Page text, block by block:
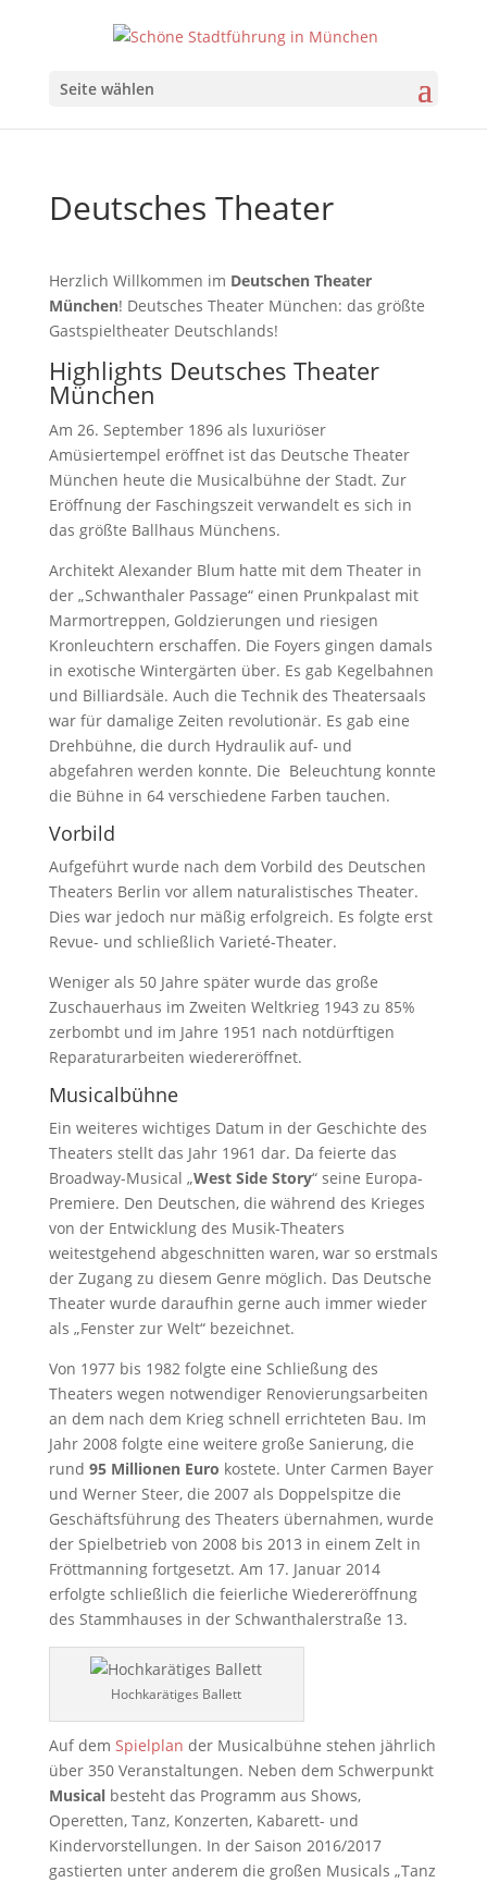
Seite wählen
Deutsches Theater
Herzlich Willkommen im Deutschen Theater
München! Deutsches Theater München: das größte
Gastspieltheater Deutschlands!
Highlights Deutsches Theater
München
Am 26. September 1896 als luxuriöser
Amüsiertempel eröffnet ist das Deutsche Theater
München heute die Musicalbühne der Stadt. Zur
Eröffnung der Faschingszeit verwandelt es sich in
das größte Ballhaus Münchens.
Architekt Alexander Blum hatte mit dem Theater in
der „Schwanthaler Passage“ einen Prunkpalast mit
Marmortreppen, Goldzierungen und riesigen
Kronleuchtern erschaffen. Die Foyers gingen damals
in exotische Wintergärten über. Es gab Kegelbahnen
und Billiardsäle. Auch die Technik des Theatersaals
war für damalige Zeiten revolutionär. Es gab eine
Drehbühne, die durch Hydraulik auf- und
abgefahren werden konnte. Die Beleuchtung konnte
die Bühne in 64 verschiedene Farben tauchen.
Vorbild
Aufgeführt wurde nach dem Vorbild des Deutschen
Theaters Berlin vor allem naturalistisches Theater.
Dies war jedoch nur mäßig erfolgreich. Es folgte erst
Revue- und schließlich Varieté-Theater.
Weniger als 50 Jahre später wurde das große
Zuschauerhaus im Zweiten Weltkrieg 1943 zu 85%
zerbombt und im Jahre 1951 nach notdürftigen
Reparaturarbeiten wiedereröffnet.
Musicalbühne
Ein weiteres wichtiges Datum in der Geschichte des
Theaters stellt das Jahr 1961 dar. Da feierte das
Broadway-Musical „West Side Story“ seine Europa-
Premiere. Den Deutschen, die während des Krieges
von der Entwicklung des Musik-Theaters
weitestgehend abgeschnitten waren, war so erstmals
der Zugang zu diesem Genre möglich. Das Deutsche
Theater wurde daraufhin gerne auch immer wieder
als „Fenster zur Welt“ bezeichnet.
Von 1977 bis 1982 folgte eine Schließung des
Theaters wegen notwendiger Renovierungsarbeiten
an dem nach dem Krieg schnell errichteten Bau. Im
Jahr 2008 folgte eine weitere große Sanierung, die
rund 95 Millionen Euro kostete. Unter Carmen Bayer
und Werner Steer, die 2007 als Doppelspitze die
Geschäftsführung des Theaters übernahmen, wurde
der Spielbetrieb von 2008 bis 2013 in einem Zelt in
Fröttmanning fortgesetzt. Am 17. Januar 2014
erfolgte schließlich die feierliche Wiedereröffnung
des Stammhauses in der Schwanthalerstraße 13.
Hochkarätiges Ballett
Auf dem Spielplan der Musicalbühne stehen jährlich
über 350 Veranstaltungen. Neben dem Schwerpunkt
Musicalbesteht das Programm aus Shows,
Operetten, Tanz, Konzerten, Kabarett- und
Kindervorstellungen. In der Saison 2016/2017
gastierten unter anderem die großen Musicals „Tanz